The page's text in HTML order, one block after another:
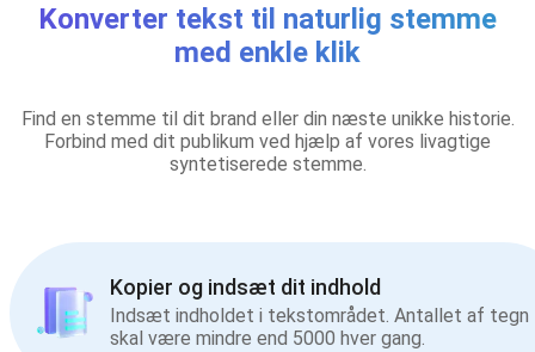
Konverter tekst til naturlig stemme
med enkle klik
Find en stemme til dit brand eller din næste unikke historie.
Forbind med dit publikum ved hjælp af vores livagtige
syntetiserede stemme.
Kopier og indsæt dit indhold
Indsæt indholdet i tekstområdet. Antallet af tegn
skal være mindre end 5000 hver gang.